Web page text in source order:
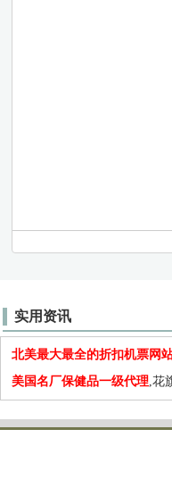
实用资讯
北美最大最全的折扣机票网
美国名厂保健品一级代理,花